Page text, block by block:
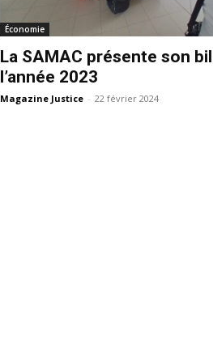
Économie
La SAMAC présente son
l’année 2023
Magazine Justice - 22 février 2024